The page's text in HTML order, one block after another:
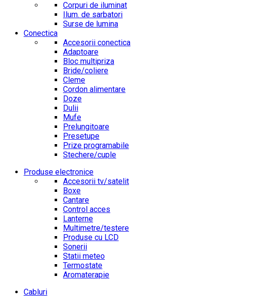
Corpuri de iluminat
Ilum. de sarbatori
Surse de lumina
Conectica
Accesorii conectica
Adaptoare
Bloc multipriza
Bride/coliere
Cleme
Cordon alimentare
Doze
Dulii
Mufe
Prelungitoare
Presetupe
Prize programabile
Stechere/cuple
Produse electronice
Accesorii tv/satelit
Boxe
Cantare
Control acces
Lanterne
Multimetre/testere
Produse cu LCD
Sonerii
Statii meteo
Termostate
Aromaterapie
Cabluri